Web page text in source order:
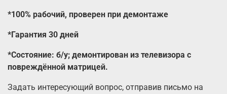
*100% рабочий, проверен при демонтаже
*Гарантия 30 дней
*Состояние: б/у; демонтирован из телевизора с
повреждённой матрицей.
Задать интересующий вопрос, отправив письмо на